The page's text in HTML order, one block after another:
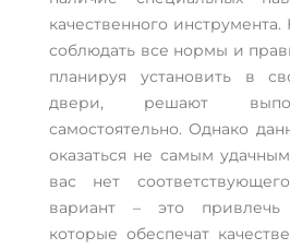
качественного
соблюдать все нормы и
планируя установить в
двери, решают
самостоятельно. Однако
оказаться не самым
вас нет
вариант – это привлечь
которые обеспечат